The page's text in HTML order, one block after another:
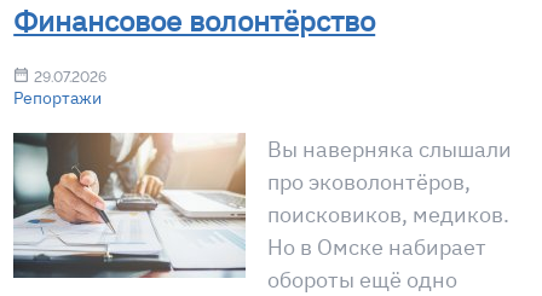
Финансовое волонтёрство
29.07.2026
Репортажи
Вы наверняка слышали
про эковолонтёров,
поисковиков, медиков.
Но в Омске набирает
обороты ещё одно